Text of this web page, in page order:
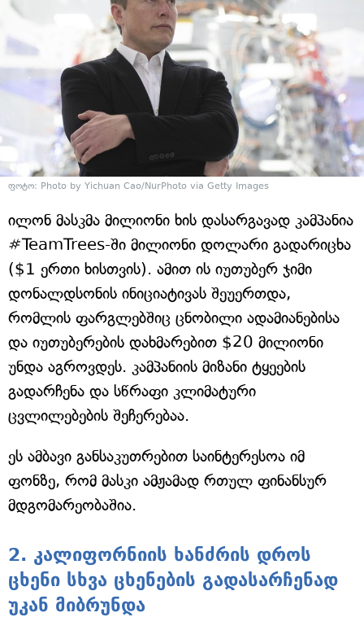
ფოტო: Photo by Yichuan Cao/NurPhoto via Getty Images
ილონ მასკმა მილიონი ხის დასარგავად კამპანია
#TeamTrees-ში მილიონი დოლარი გადარიცხა
($1 ერთი ხისთვის). ამით ის იუთუბერ ჯიმი
დონალდსონის ინიციატივას შეუერთდა,
რომლის ფარგლებშიც ცნობილი ადამიანებისა
და იუთუბერების დახმარებით $20 მილიონი
უნდა აგროვდეს. კამპანიის მიზანი ტყეების
გადარჩენა და სწრაფი კლიმატური
ცვლილებების შეჩერებაა.
ეს ამბავი განსაკუთრებით საინტერესოა იმ
ფონზე, რომ მასკი ამჟამად რთულ ფინანსურ
მდგომარეობაშია.
2. კალიფორნიის ხანძრის დროს
ცხენი სხვა ცხენების გადასარჩენად
უკან მიბრუნდა